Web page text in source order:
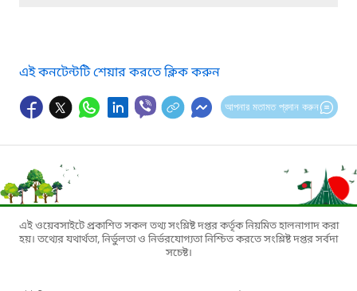
এই কনটেন্টটি শেয়ার করতে ক্লিক করুন
আপনার মতামত প্রদান করুন
এই ওয়েবসাইটে প্রকাশিত সকল তথ্য সংশ্লিষ্ট দপ্তর কর্তৃক নিয়মিত হালনাগাদ করা
হয়। তথ্যের যথার্থতা, নির্ভুলতা ও নির্ভরযোগ্যতা নিশ্চিত করতে সংশ্লিষ্ট দপ্তর সর্বদা
সচেষ্ট।